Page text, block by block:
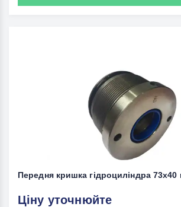
Передня кришка гідроциліндра 73х40
Ціну уточнюйте